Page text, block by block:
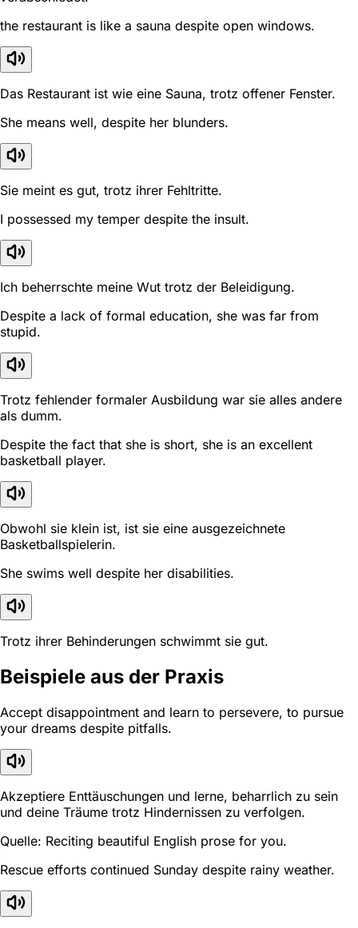
the restaurant is like a sauna despite open windows.
Das Restaurant ist wie eine Sauna, trotz offener Fenster.
She means well, despite her blunders.
Sie meint es gut, trotz ihrer Fehltritte.
I possessed my temper despite the insult.
Ich beherrschte meine Wut trotz der Beleidigung.
Despite a lack of formal education, she was far from
stupid.
Trotz fehlender formaler Ausbildung war sie alles andere
als dumm.
Despite the fact that she is short, she is an excellent
basketball player.
Obwohl sie klein ist, ist sie eine ausgezeichnete
Basketballspielerin.
She swims well despite her disabilities.
Trotz ihrer Behinderungen schwimmt sie gut.
Beispiele aus der Praxis
Accept disappointment and learn to persevere, to pursue
your dreams despite pitfalls.
Akzeptiere Enttäuschungen und lerne, beharrlich zu sein
und deine Träume trotz Hindernissen zu verfolgen.
Quelle: Reciting beautiful English prose for you.
Rescue efforts continued Sunday despite rainy weather.